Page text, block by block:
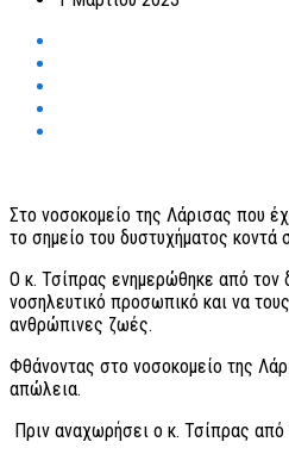
Στο νοσοκομείο της Λάρισας που
το σημείο του δυστυχήματος κοντά
Ο κ. Τσίπρας ενημερώθηκε από τον
νοσηλευτικό προσωπικό και να
ανθρώπινες ζωές.
Φθάνοντας στο νοσοκομείο της
απώλεια.
Πριν αναχωρήσει ο κ. Τσίπρας από